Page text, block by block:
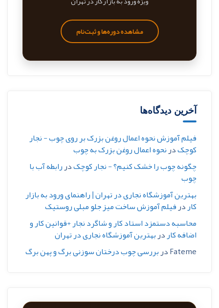
مشاهده دوره‌ها و ثبت‌نام
آخرین دیدگاه‌ها
فیلم آموزش نحوه اعمال روغن بزرک بر روی چوب - نجار
کوچکدرنحوه اعمال روغن بزرک به چوب
چگونه چوب را خشک کنیم؟ - نجار کوچکدررابطه آب با
چوب
بهترین آموزشگاه نجاری در تهران | راهنمای ورود به بازار
کاردرفیلم آموزش ساخت میز جلو مبلی روستیک
محاسبه دستمزد استاد کار و شاگرد نجار +قوانین کار و
اضافه کاردربهترین آموزشگاه نجاری در تهران
Fatemeدربررسی چوب درختان سوزنی برگ و پهن برگ